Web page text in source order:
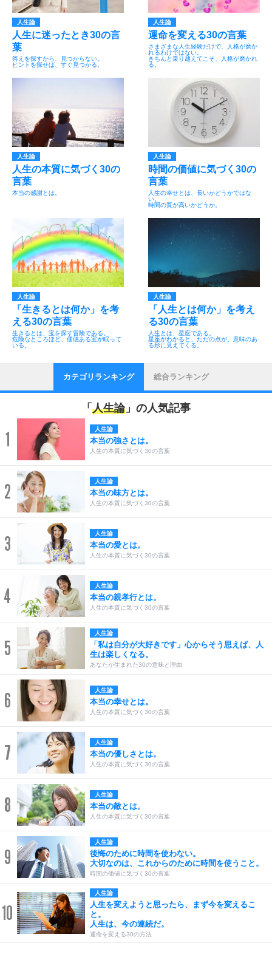
人生論
人生に迷ったとき30の言
葉
答えを探すから、見つからない。
ヒントを探せば、すぐ見つかる。
人生論
運命を変える30の言葉
さまざまな人生経験だけで、人格が磨か
れるわけではない。
きちんと乗り越えてこそ、人格が磨かれ
る。
人生論
人生の本質に気づく30の
言葉
本当の感謝とは。
人生論
時間の価値に気づく30の
言葉
人生の幸せとは、長いかどうかではな
い。
時間の質が高いかどうか。
人生論
「生きるとは何か」を考
える30の言葉
生きるとは、宝を探す冒険である。
危険なところほど、価値ある宝が眠って
いる。
人生論
「人生とは何か」を考え
る30の言葉
人生とは、星座である。
星座がわかると、ただの点が、意味のあ
る形に見えてくる。
カテゴリランキング 総合ランキング
「 人生論」の人気記事
1 人生論
本当の強さとは。
人生の本質に気づく30の言葉
2 人生論
本当の味方とは。
人生の本質に気づく30の言葉
3 人生論
本当の愛とは。
人生の本質に気づく30の言葉
4 人生論
本当の親孝行とは。
人生の本質に気づく30の言葉
5
人生論
「私は自分が大好きです」心からそう思えば、人
生は楽しくなる。
あなたが生まれた30の意味と理由
6 人生論
本当の幸せとは。
人生の本質に気づく30の言葉
7 人生論
本当の優しさとは。
人生の本質に気づく30の言葉
8 人生論
本当の敵とは。
人生の本質に気づく30の言葉
9
人生論
後悔のために時間を使わない。
大切なのは、これからのために時間を使うこと。
時間の価値に気づく30の言葉
10
人生論
人生を変えようと思ったら、まず今を変えるこ
と。
人生は、今の連続だ。
運命を変える30の方法